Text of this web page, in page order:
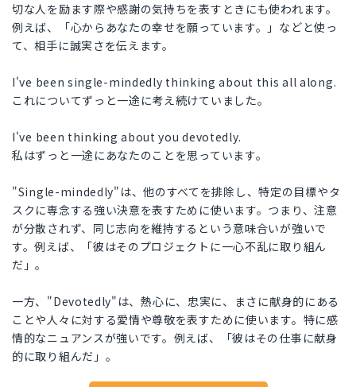
切な人を励ます際や感謝の気持ちを表すときにも使われます。
例えば、「心からあなたの幸せを願っています。」などと使っ
て、相手に誠実さを伝えます。
I've been single-mindedly thinking about this all along.
これについてずっと一途に考え続けていました。
I've been thinking about you devotedly.
私はずっと一途にあなたのことを思っています。
"Single-mindedly"は、他のすべてを排除し、特定の目標やタ
スクに専念する強い決意を表すために使います。つまり、注意
が分散されず、同じ志向を維持するという意味合いが強いで
す。例えば、「彼はそのプロジェクトに一心不乱に取り組ん
だ」。
一方、"Devotedly"は、熱心に、忠実に、まさに献身的にある
ことや人々に対する愛情や尊敬を表すために使います。特に感
情的なニュアンスが強いです。例えば、「彼はその仕事に献身
的に取り組んだ」。